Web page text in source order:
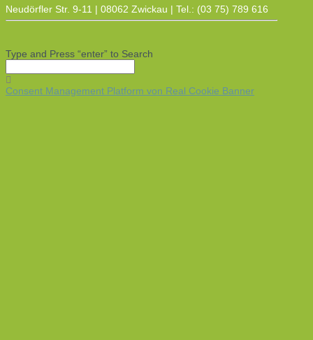
Neudörfler Str. 9-11 | 08062 Zwickau | Tel.: (03 75) 789 616
Type and Press “enter” to Search
Consent Management Platform von Real Cookie Banner